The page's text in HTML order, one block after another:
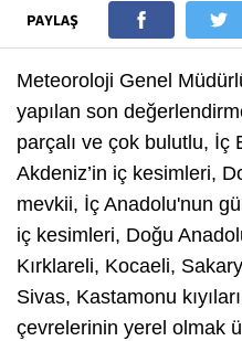
PAYLAŞ
Meteoroloji Genel
yapılan son
parçalı ve çok bulutlu, İç
Akdeniz’in iç kesimleri,
mevkii, İç Anadolu'nun
iç kesimleri, Doğu
Kırklareli, Kocaeli,
Sivas, Kastamonu
çevrelerinin yerel olmak